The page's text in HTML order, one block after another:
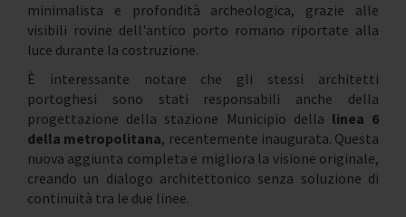
minimalista e profondità archeologica, grazie alle
visibili rovine dell'antico porto romano riportate alla
luce durante la costruzione.
È interessante notare che gli stessi architetti
portoghesi sono stati responsabili anche della
progettazione della stazione Municipio della linea 6
della metropolitana, recentemente inaugurata. Questa
nuova aggiunta completa e migliora la visione originale,
creando un dialogo architettonico senza soluzione di
continuità tra le due linee.